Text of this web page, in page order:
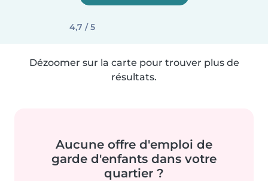
4,7 / 5
Dézoomer sur la carte pour trouver plus de
résultats.
Aucune offre d'emploi de
garde d'enfants dans votre
quartier ?